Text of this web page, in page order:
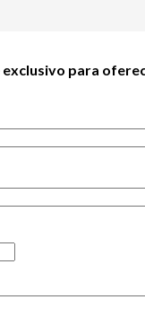
exclusivo para